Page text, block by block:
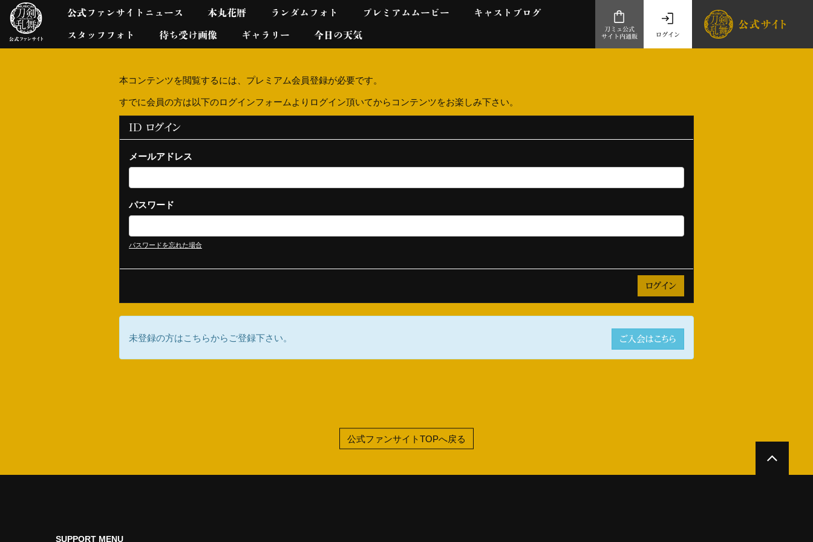
公式ファンサイトニュース 本丸花暦 ランダムフォト プレミアムムービー キャストブログ
スタッフフォト 待ち受け画像 ギャラリー 今日の天気 ログイン
刀ミュ公式
サイト内通販
本コンテンツを閲覧するには、プレミアム会員登録が必要です。
すでに会員の方は以下のログインフォームよりログイン頂いてからコンテンツをお楽しみ下さい。
ID ログイン
メールアドレス
パスワード
パスワードを忘れた場合
未登録の方はこちらからご登録下さい。 ご入会はこちら
公式ファンサイトTOPへ戻る
SUPPORT MENU